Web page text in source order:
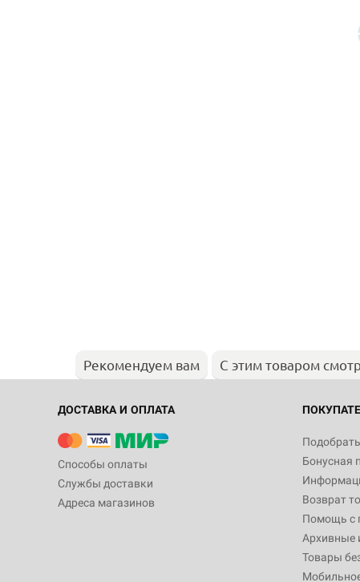
Рекомендуем вам С этим товаром
ДОСТАВКА И ОПЛАТА
Способы оплаты
Службы доставки
Адреса магазинов
Бонусная
Возврат
Помощь с
Архивные
Товары